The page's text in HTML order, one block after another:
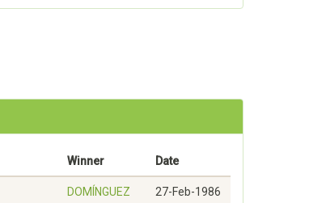
Winner Date
DOMÍNGUEZ 27-Feb-1986